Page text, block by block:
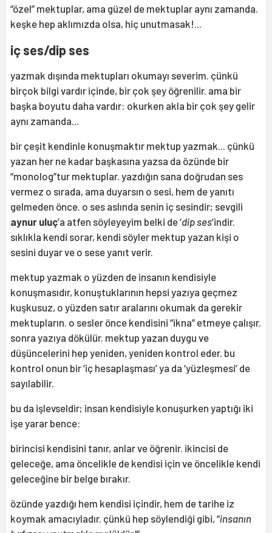
“özel” mektuplar, ama güzel de mektuplar aynı zamanda.
keşke hep aklımızda olsa, hiç unutmasak!...
iç ses/dip ses
yazmak dışında mektupları okumayı severim. çünkü
birçok bilgi vardır içinde, bir çok şey öğrenilir. ama bir
başka boyutu daha vardır: okurken akla bir çok şey gelir
aynı zamanda...
bir çeşit kendinle konuşmaktır mektup yazmak... çünkü
yazan her ne kadar başkasına yazsa da özünde bir
“monolog”tur mektuplar. yazdığın sana doğrudan ses
vermez o sırada, ama duyarsın o sesi, hem de yanıtı
gelmeden önce. o ses aslında senin iç sesindir; sevgili
aynur uluç’a atfen söyleyeyim belki de ‘dip ses’indir.
sıklıkla kendi sorar, kendi söyler mektup yazan kişi o
sesini duyar ve o sese yanıt verir.
mektup yazmak o yüzden de insanın kendisiyle
konuşmasıdır, konuştuklarının hepsi yazıya geçmez
kuşkusuz, o yüzden satır aralarını okumak da gerekir
mektupların. o sesler önce kendisini “ikna” etmeye çalışır.
sonra yazıya dökülür. mektup yazan duygu ve
düşüncelerini hep yeniden, yeniden kontrol eder. bu
kontrol onun bir ‘iç hesaplaşması’ ya da ‘yüzleşmesi’ de
sayılabilir.
bu da işlevseldir; insan kendisiyle konuşurken yaptığı iki
işe yarar bence:
birincisi kendisini tanır, anlar ve öğrenir. ikincisi de
geleceğe, ama öncelikle de kendisi için ve öncelikle kendi
geleceğine bir belge bırakır.
özünde yazdığı hem kendisi içindir, hem de tarihe iz
koymak amacıyladır. çünkü hep söylendiği gibi, “insanın